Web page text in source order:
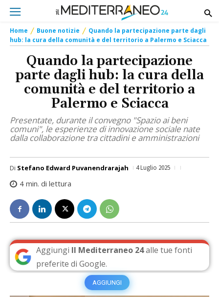
Home Buone notizie
Quando la partecipazione parte dagli
hub: la cura della comunità e del territorio a Palermo e Sciacca
Quando la partecipazione
parte dagli hub: la cura della
comunità e del territorio a
Palermo e Sciacca
Presentate, durante il convegno "Spazio ai beni
comuni", le esperienze di innovazione sociale nate
dalla collaborazione tra cittadini e amministrazioni
Di Stefano Edward Puvanendrarajah 4 Luglio 2025
4 min. di lettura
Aggiungi Il Mediterraneo 24alle tue fonti
preferite di Google.
AGGIUNGI